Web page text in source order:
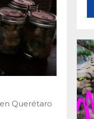
Querétaro